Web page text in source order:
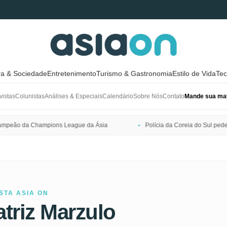
& SociedadeEntretenimentoTurismo & GastronomiaEstilo de Vida
ColunistasAnálises & EspeciaisCalendárioSobre NósContato Mande sua
League da Ásia Polícia da Coreia do Sul pede prisão
ASIA ON
Marzulo